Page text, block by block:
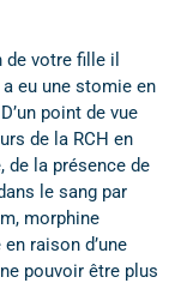
votre fille il
eu une stomie en
point de vue
de la RCH en
de la présence de
le sang par
morphine
raison d’une
pouvoir être plus